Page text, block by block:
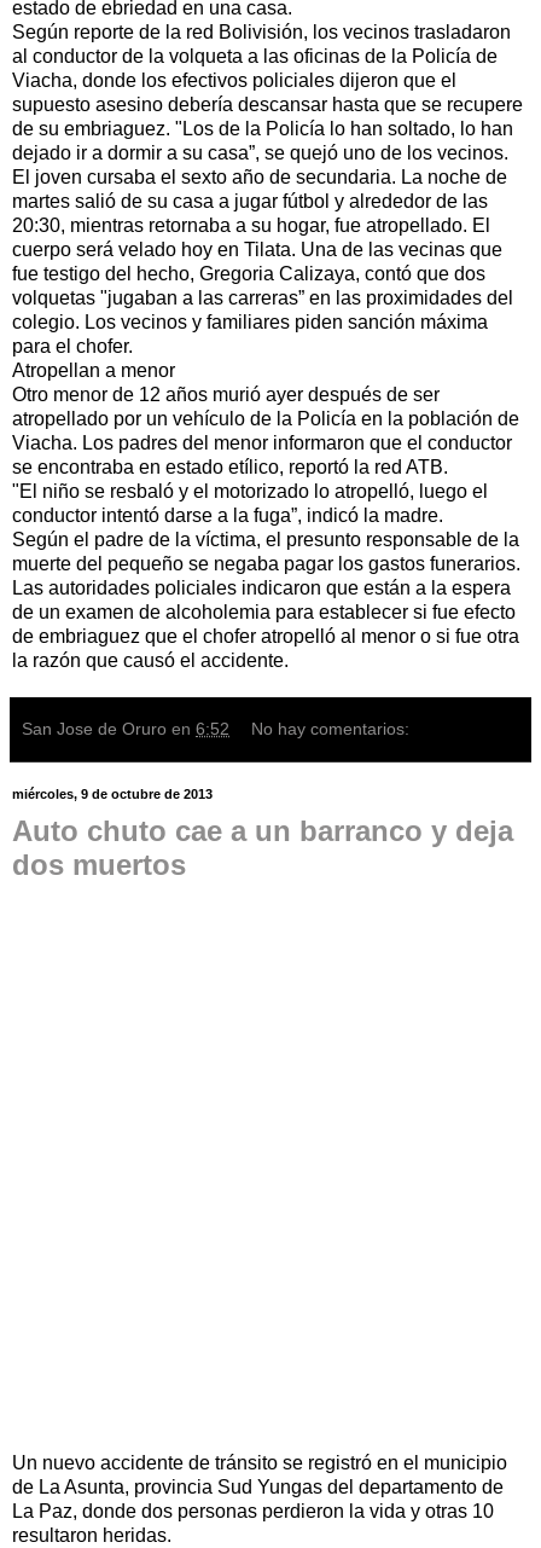
estado de ebriedad en una casa.
Según reporte de la red Bolivisión, los vecinos trasladaron
al conductor de la volqueta a las oficinas de la Policía de
Viacha, donde los efectivos policiales dijeron que el
supuesto asesino debería descansar hasta que se recupere
de su embriaguez. "Los de la Policía lo han soltado, lo han
dejado ir a dormir a su casa”, se quejó uno de los vecinos.
El joven cursaba el sexto año de secundaria. La noche de
martes salió de su casa a jugar fútbol y alrededor de las
20:30, mientras retornaba a su hogar, fue atropellado. El
cuerpo será velado hoy en Tilata. Una de las vecinas que
fue testigo del hecho, Gregoria Calizaya, contó que dos
volquetas "jugaban a las carreras” en las proximidades del
colegio. Los vecinos y familiares piden sanción máxima
para el chofer.
Atropellan a menor
Otro menor de 12 años murió ayer después de ser
atropellado por un vehículo de la Policía en la población de
Viacha. Los padres del menor informaron que el conductor
se encontraba en estado etílico, reportó la red ATB.
"El niño se resbaló y el motorizado lo atropelló, luego el
conductor intentó darse a la fuga”, indicó la madre.
Según el padre de la víctima, el presunto responsable de la
muerte del pequeño se negaba pagar los gastos funerarios.
Las autoridades policiales indicaron que están a la espera
de un examen de alcoholemia para establecer si fue efecto
de embriaguez que el chofer atropelló al menor o si fue otra
la razón que causó el accidente.
San Jose de Oruro en 6:52 No hay comentarios:
miércoles, 9 de octubre de 2013
Auto chuto cae a un barranco y deja
dos muertos
Un nuevo accidente de tránsito se registró en el municipio
de La Asunta, provincia Sud Yungas del departamento de
La Paz, donde dos personas perdieron la vida y otras 10
resultaron heridas.